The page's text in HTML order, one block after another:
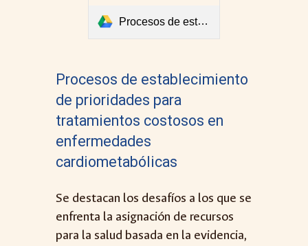
Procesos de establecimiento de prioridades para tratamientos costosos en enfermedades cardiometabólicas.pdf
Procesos de establecimiento
de prioridades para
tratamientos costosos en
enfermedades
cardiometabólicas
Se destacan los desafíos a los que se
enfrenta la asignación de recursos
para la salud basada en la evidencia,